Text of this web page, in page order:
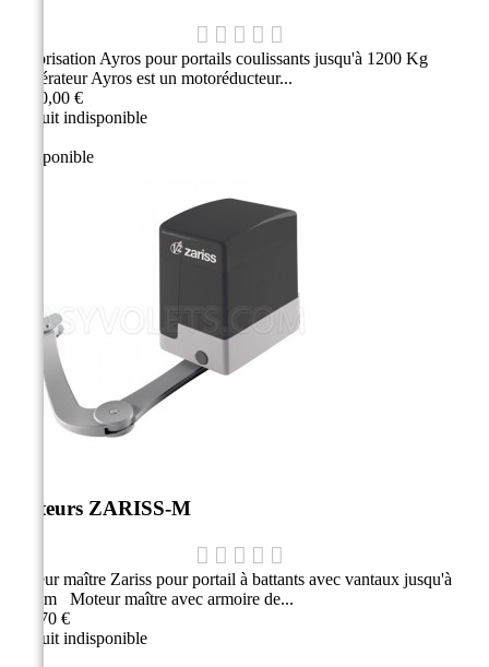
Motorisation Ayros pour portails coulissants jusqu'à 1200 Kg
L'opérateur Ayros est un motoréducteur...
1 030,00 €
Produit indisponible
Indisponible
Moteurs ZARISS-M
Moteur maître Zariss pour portail à battants avec vantaux jusqu'à
1,80 m Moteur maître avec armoire de...
926,70 €
Produit indisponible